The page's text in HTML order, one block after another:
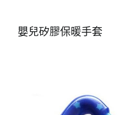
嬰兒矽膠保暖手套